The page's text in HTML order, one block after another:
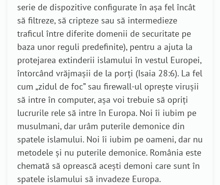
serie de dispozitive configurate în așa fel încât
să filtreze, să cripteze sau să intermedieze
traficul între diferite domenii de securitate pe
baza unor reguli predefinite), pentru a ajuta la
protejarea extinderii islamului în vestul Europei,
întorcând vrăjmașii de la porți (Isaia 28:6). La fel
cum „zidul de foc” sau firewall-ul oprește virușii
să intre în computer, așa voi trebuie să opriți
lucrurile rele să intre în Europa. Noi îi iubim pe
musulmani, dar urâm puterile demonice din
spatele islamului. Noi îi iubim pe oameni, dar nu
metodele și nu puterile demonice. România este
chemată să oprească acești demoni care sunt în
spatele islamului să invadeze Europa.